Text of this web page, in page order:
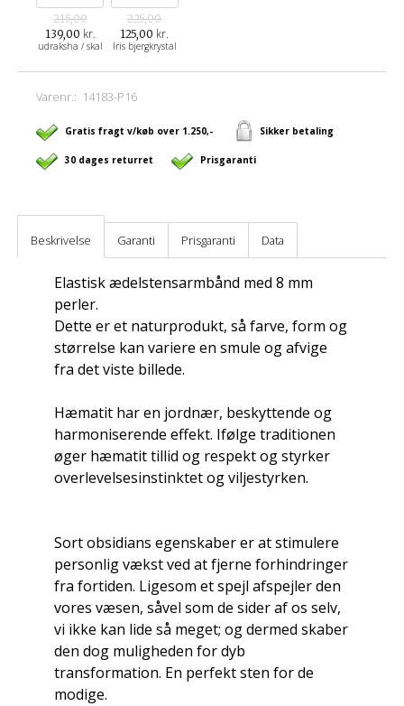
215,00
139,00 kr.
udraksha / skal
225,00
125,00 kr.
Iris bjergkrystal
Varenr.: 14183-P16
Gratis fragt v/køb over 1.250,- Sikker betaling
30 dages returret Prisgaranti
Beskrivelse Garanti Prisgaranti Data
Elastisk ædelstensarmbånd med 8 mm
perler.
Dette er et naturprodukt, så farve, form og
størrelse kan variere en smule og afvige
fra det viste billede.
Hæmatit har en jordnær, beskyttende og
harmoniserende effekt. Ifølge traditionen
øger hæmatit tillid og respekt og styrker
overlevelsesinstinktet og viljestyrken.
Sort obsidians egenskaber er at stimulere
personlig vækst ved at fjerne forhindringer
fra fortiden. Ligesom et spejl afspejler den
vores væsen, såvel som de sider af os selv,
vi ikke kan lide så meget; og dermed skaber
den dog muligheden for dyb
transformation. En perfekt sten for de
modige.